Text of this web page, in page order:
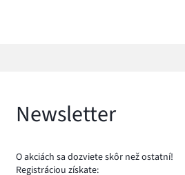
Newsletter
O akciách sa dozviete skôr než ostatní!
Registráciou získate: